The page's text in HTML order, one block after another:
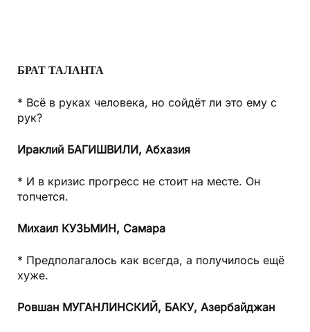
БРАТ ТАЛАНТА
* Всё в руках человека, но сойдёт ли это ему с
рук?
Ираклий БАГИШВИЛИ, Абхазия
* И в кризис прогресс не стоит на месте. Он
топчется.
Михаил КУЗЬМИН, Самара
* Предполагалось как всегда, а получилось ещё
хуже.
Ровшан МУГАНЛИНСКИЙ, БАКУ, Азербайджан